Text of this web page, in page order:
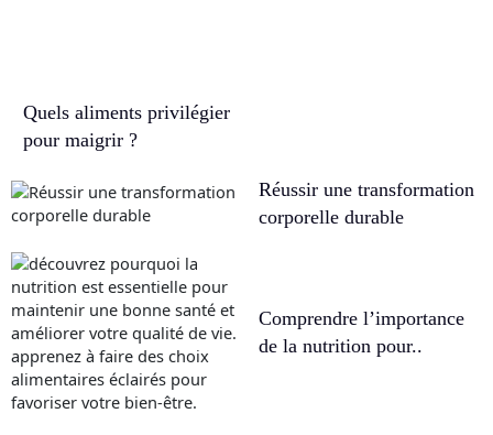
Quels aliments privilégier
pour maigrir ?
Réussir une transformation
corporelle durable
Comprendre l’importance
de la nutrition pour..